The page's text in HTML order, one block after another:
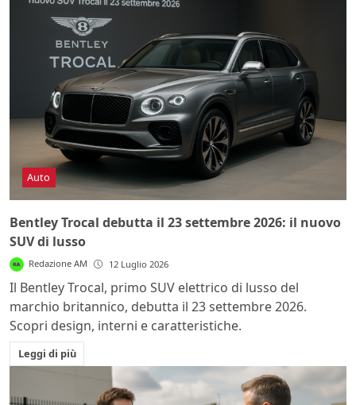
Auto
Bentley Trocal debutta il 23 settembre 2026: il nuovo
SUV di lusso
Redazione AM 12 Luglio 2026
Il Bentley Trocal, primo SUV elettrico di lusso del
marchio britannico, debutta il 23 settembre 2026.
Scopri design, interni e caratteristiche.
Leggi di più